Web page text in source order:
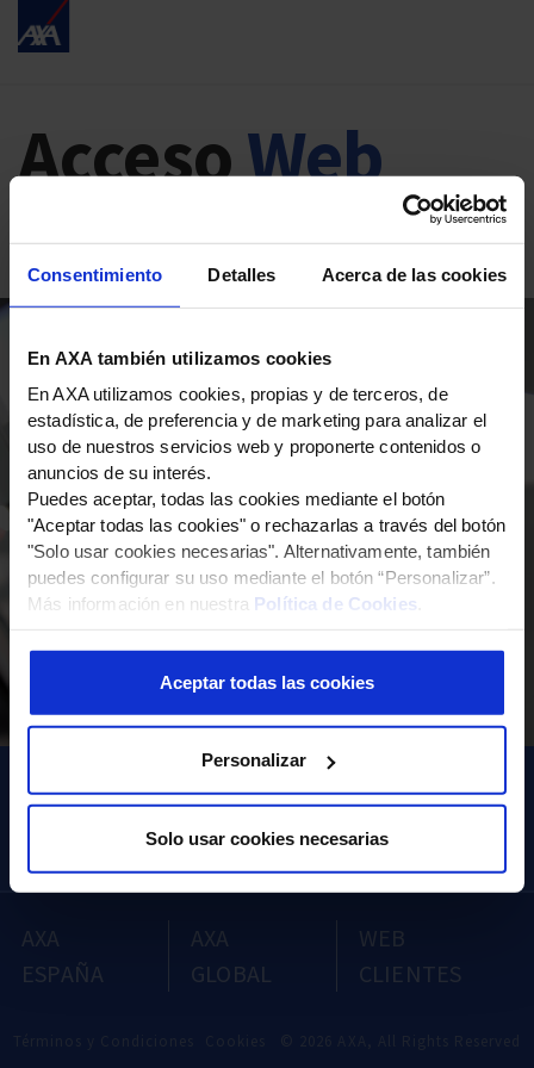
Consentimiento Detalles Acerca de las cookies
En AXA también utilizamos cookies
En AXA utilizamos cookies, propias y de terceros, de
estadística, de preferencia y de marketing para analizar el
uso de nuestros servicios web y proponerte contenidos o
anuncios de su interés.
Puedes aceptar, todas las cookies mediante el botón
"Aceptar todas las cookies" o rechazarlas a través del botón
"Solo usar cookies necesarias". Alternativamente, también
puedes configurar su uso mediante el botón “Personalizar”.
Más información en nuestra Política de Cookies
Aceptar todas las cookies
Personalizar
Solo usar cookies necesarias
AccesoWeb
Distribución
Bienvenido a la Web de Distribución. Para
comenzar teclee su código de usuario y clave
de acceso.
Código de usuario
¿Olvidó su contraseña?
ENTRAR
AXA
ESPAÑA
AXA
GLOBAL
WEB
CLIENTES